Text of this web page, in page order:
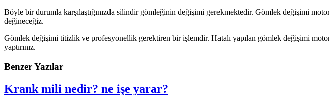
Böyle bir durumla karşılaştığınızda silindir gömleğinin değişimi gerekmektedir. Gömlek değişimi
değineceğiz.
Gömlek değişimi titizlik ve profesyonellik gerektiren bir işlemdir. Hatalı yapılan gömlek değişimi
yaptırınız.
Benzer Yazılar
Krank mili nedir? ne işe yarar?